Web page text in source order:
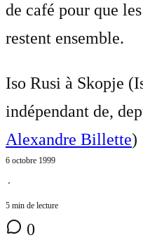
de café pour que
restent ensemble.
Iso Rusi à Skopje
indépendant de,
Alexandre Billette)
6 octobre 1999
⋅
5 min de lecture
0